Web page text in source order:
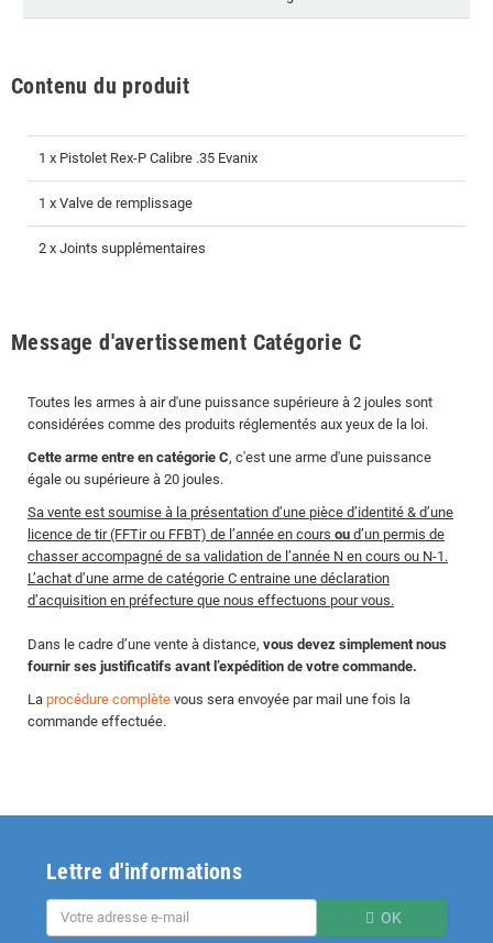
Contenu du produit
1 x Pistolet Rex-P Calibre .35 Evanix
1 x Valve de remplissage
2 x Joints supplémentaires
Message d'avertissement Catégorie C
Toutes les armes à air d'une puissance supérieure à 2 joules sont
considérées comme des produits réglementés aux yeux de la loi.
Cette arme entre en catégorie C, c'est une arme d'une puissance
égale ou supérieure à 20 joules.
Sa vente est soumise à la présentation d’une pièce d’identité & d’une
licence de tir (FFTir ou FFBT) de l’année en cours ou d’un permis de
chasser accompagné de sa validation de l’année N en cours ou N-1.
L’achat d’une arme de catégorie C entraine une déclaration
d’acquisition en préfecture que nous effectuons pour vous.
Dans le cadre d’une vente à distance, vous devez simplement nous
fournir ses justificatifs avant l’expédition de votre commande.
La procédure complète vous sera envoyée par mail une fois la
commande effectuée.
Lettre d'informations
OK